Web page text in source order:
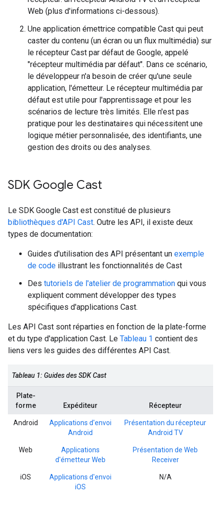
Web (plus d'informations ci-dessous).
Une application émettrice compatible Cast qui peut
caster du contenu (un écran ou un flux multimédia) sur
le récepteur Cast par défaut de Google, appelé
"récepteur multimédia par défaut". Dans ce scénario,
le développeur n'a besoin de créer qu'une seule
application, l'émetteur. Le récepteur multimédia par
défaut est utile pour l'apprentissage et pour les
scénarios de lecture très limités. Elle n'est pas
pratique pour les destinataires qui nécessitent une
logique métier personnalisée, des identifiants, une
gestion des droits ou des analyses.
SDK Google Cast
Le SDK Google Cast est constitué de plusieurs
bibliothèques d'API Cast. Outre les API, il existe deux
types de documentation:
Guides d'utilisation des API présentant un exemple
de code illustrant les fonctionnalités de Cast
Des tutoriels de l'atelier de programmation qui vous
expliquent comment développer des types
spécifiques d'applications Cast.
Les API Cast sont réparties en fonction de la plate-forme
et du type d'application Cast. Le Tableau 1 contient des
liens vers les guides des différentes API Cast.
Tableau 1: Guides des SDK Cast
Plate-
forme
Expéditeur Récepteur
Android
Applications d'envoi
Android
Présentation du récepteur
Android TV
Web
Applications
d'émetteur Web
Présentation de Web
Receiver
iOS
Applications d'envoi
iOS
N/A